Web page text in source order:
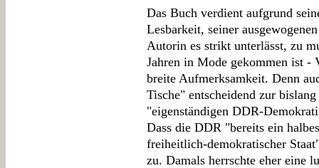
Das Buch verdient aufgrund
Lesbarkeit, seiner
Autorin es strikt unterlässt, zu
Jahren in Mode gekommen ist -
breite Aufmerksamkeit. Denn
Tische" entscheidend zur
"eigenständigen DDR-
Dass die DDR "bereits ein
freiheitlich-demokratischer
zu. Damals herrschte eher eine